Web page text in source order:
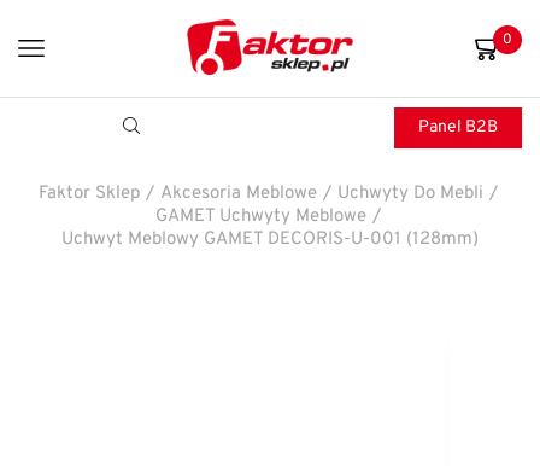
0
Panel B2B
Faktor Sklep / Akcesoria Meblowe / Uchwyty Do Mebli /
GAMET Uchwyty Meblowe /
Uchwyt Meblowy GAMET DECORIS-U-001 (128mm)